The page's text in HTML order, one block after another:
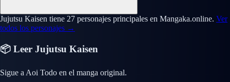
Jujutsu Kaisen tiene 27 personajes principales en Mangaka.online. Ver
todos los personajes →
📦 Leer Jujutsu Kaisen
Sigue a Aoi Todo en el manga original.